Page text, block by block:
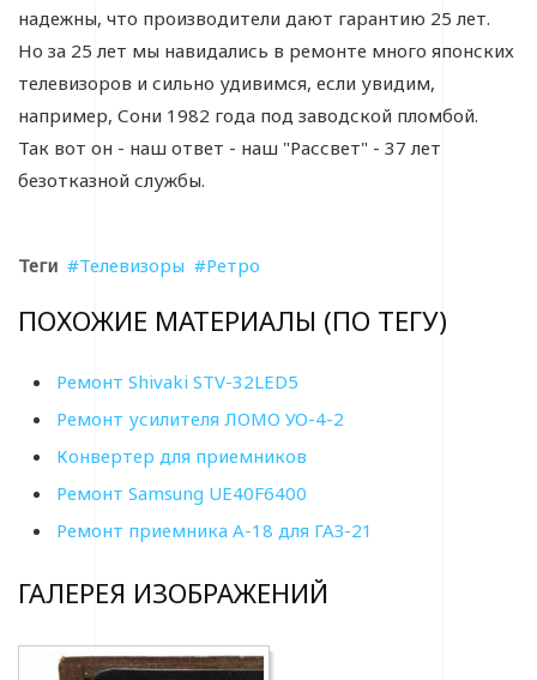
надежны, что производители дают гарантию 25 лет.
Но за 25 лет мы навидались в ремонте много японских
телевизоров и сильно удивимся, если увидим,
например, Сони 1982 года под заводской пломбой.
Так вот он - наш ответ - наш "Рассвет" - 37 лет
безотказной службы.
Теги Телевизоры Ретро
ПОХОЖИЕ МАТЕРИАЛЫ (ПО ТЕГУ)
Ремонт Shivaki STV-32LED5
Ремонт усилителя ЛОМО УО-4-2
Конвертер для приемников
Ремонт Samsung UE40F6400
Ремонт приемника А-18 для ГАЗ-21
ГАЛЕРЕЯ ИЗОБРАЖЕНИЙ